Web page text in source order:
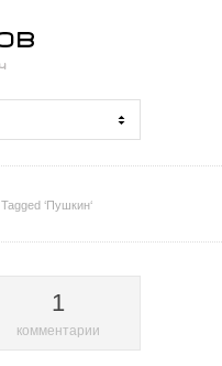
Tagged ‘Пушкин‘
1
комментарии